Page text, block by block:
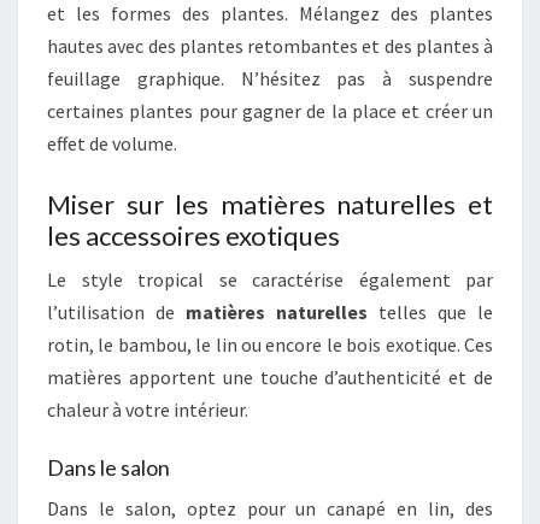
et les formes des plantes. Mélangez des plantes
hautes avec des plantes retombantes et des plantes à
feuillage graphique. N’hésitez pas à suspendre
certaines plantes pour gagner de la place et créer un
effet de volume.
Miser sur les matières naturelles et
les accessoires exotiques
Le style tropical se caractérise également par
l’utilisation de matières naturelles telles que le
rotin, le bambou, le lin ou encore le bois exotique. Ces
matières apportent une touche d’authenticité et de
chaleur à votre intérieur.
Dans le salon
Dans le salon, optez pour un canapé en lin, des